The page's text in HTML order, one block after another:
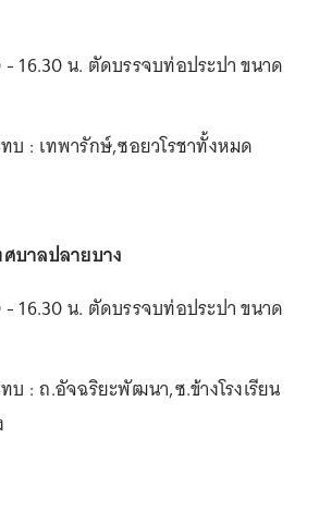
- 16.30 น. ตัดบรรจบท่อประปา ขนาด
: เทพารักษ์,ซอยวโรชาทั้งหมด
ศบาลปลายบาง
- 16.30 น. ตัดบรรจบท่อประปา ขนาด
: ถ.อัจฉริยะพัฒนา,ซ.ข้างโรงเรียน